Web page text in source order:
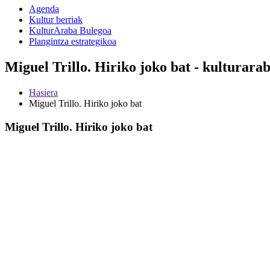
Agenda
Kultur berriak
KulturAraba Bulegoa
Plangintza estrategikoa
Miguel Trillo. Hiriko joko bat -
Hasiera
Miguel Trillo. Hiriko joko bat
Miguel Trillo. Hiriko joko bat